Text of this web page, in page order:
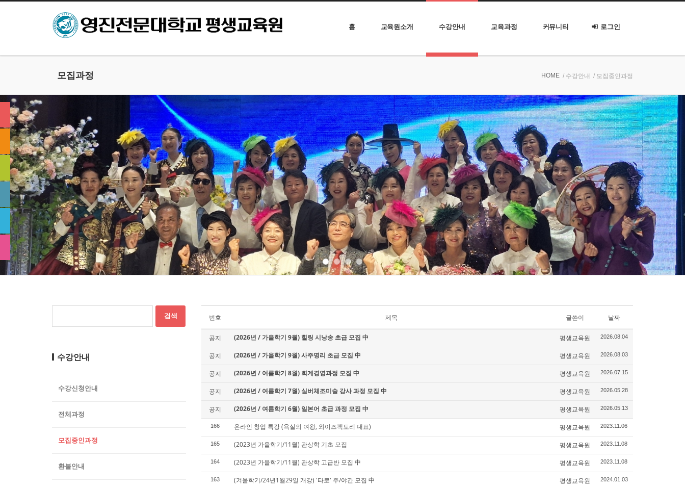
홈 교육원소개 수강안내 교육과정 커뮤니티 로그인
모집과정 HOME / 수강안내 / 모집중인과정
번호 제목 글쓴이 날짜
공지 (2026년 / 가을학기 9월) 힐링 시낭송 초급 모집 中 평생교육원 2026.08.04
공지 (2026년 / 가을학기 9월) 사주명리 초급 모집 中 평생교육원 2026.08.03
공지 (2026년 / 여름학기 8월) 회계경영과정 모집 中 평생교육원 2026.07.15
공지 (2026년 / 여름학기 7월) 실버체조미술 강사 과정 모집 中 평생교육원 2026.05.28
공지 (2026년 / 여름학기 6월) 일본어 초급 과정 모집 中 평생교육원 2026.05.13
166 온라인 창업 특강 (욕실의 여왕, 와이즈팩토리 대표) 평생교육원 2023.11.06
165 (2023년 가을학기/11월) 관상학 기초 모집 평생교육원 2023.11.08
164 (2023년 가을학기/11월) 관상학 고급반 모집 中 평생교육원 2023.11.08
163 (겨울학기/24년1월29일 개강) '타로' 주/야간 모집 中 평생교육원 2024.01.03
수강안내
수강신청안내
전체과정
모집중인과정
환불안내